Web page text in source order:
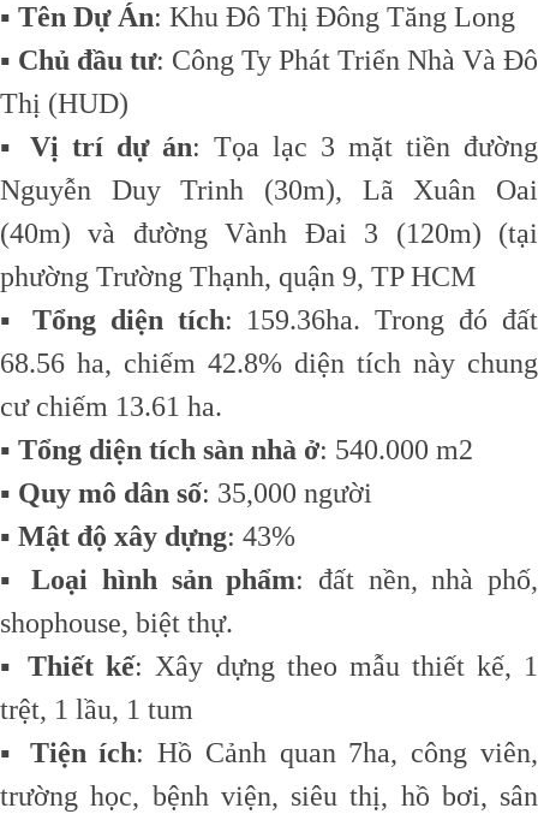
▪️ Tên Dự Án: Khu Đô Thị Đông Tăng Long
▪️ Chủ đầu tư: Công Ty Phát Triển Nhà Và Đô
Thị (HUD)
▪️ Vị trí dự án: Tọa lạc 3 mặt tiền đường
Nguyễn Duy Trinh (30m), Lã Xuân Oai
(40m) và đường Vành Đai 3 (120m) (tại
phường Trường Thạnh, quận 9, TP HCM
▪️ Tổng diện tích: 159.36ha. Trong đó đất
68.56 ha, chiếm 42.8% diện tích này chung
cư chiếm 13.61 ha.
▪️ Tổng diện tích sàn nhà ở: 540.000 m2
▪️ Quy mô dân số: 35,000 người
▪️ Mật độ xây dựng: 43%
▪️Loại hình sản phẩm: đất nền, nhà phố,
shophouse, biệt thự.
▪️Thiết kế: Xây dựng theo mẫu thiết kế, 1
trệt, 1 lầu, 1 tum
▪️
Tiện ích: Hồ Cảnh quan 7ha, công viên,
trường học, bệnh viện, siêu thị, hồ bơi, sân